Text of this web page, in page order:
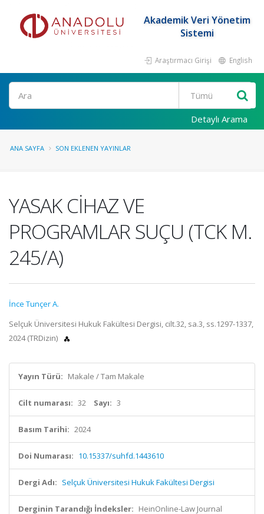
Akademik Veri Yönetim
Sistemi
Araştırmacı Girişi English
Ara
Detaylı Arama
ANA SAYFA SON EKLENEN YAYINLAR
YASAK CİHAZ VE
PROGRAMLAR SUÇU (TCK M.
245/A)
İnce Tunçer A.
Selçuk Üniversitesi Hukuk Fakültesi Dergisi, cilt.32, sa.3, ss.1297-1337,
2024 (TRDizin)
Yayın Türü: Makale / Tam Makale
Cilt numarası: 32 Sayı: 3
Basım Tarihi: 2024
Doi Numarası: 10.15337/suhfd.1443610
Dergi Adı: Selçuk Üniversitesi Hukuk Fakültesi Dergisi
Derginin Tarandığı İndeksler: HeinOnline-Law Journal